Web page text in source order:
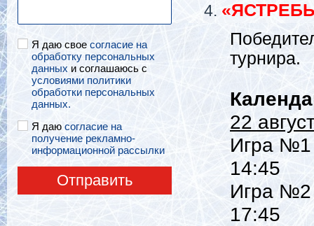
Я даю свое согласие на
обработку персональных
данных и соглашаюсь с
условиями политики
обработки персональных
данных.
Я даю согласие на
получение рекламно-
информационной рассылки
Отправить
турнира.
22
Игра №1
14:45
Игра №2
17:45